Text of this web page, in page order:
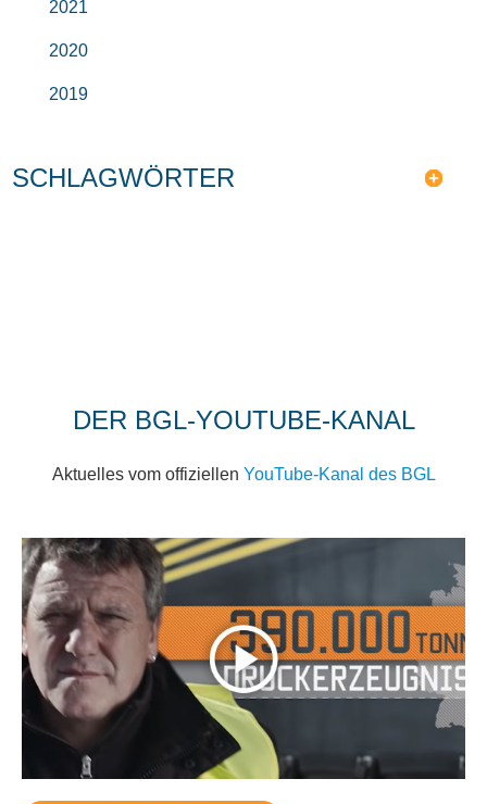
2021
2020
2019
SCHLAGWÖRTER
DER BGL-YOUTUBE-KANAL
Aktuelles vom offiziellen YouTube-Kanal des BGL